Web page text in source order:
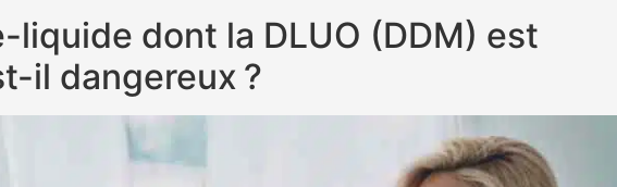
liquide dont la DLUO (DDM) est
il dangereux ?